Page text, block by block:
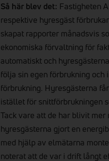
Så här blev det: Fastigheten
respektive hyresgäst
skapat rapporter månadsvis
ekonomiska förvaltning för
automatiskt och
följa sin egen förbrukning
förbrukning. Hyresgästerna
istället för snittförbrukningen
Tack vare att de har blivit
hyresgästerna gjort en
med hjälp av elmätarna
noterat att de var i drift långt